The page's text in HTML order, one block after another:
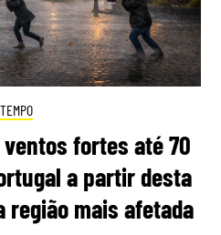
TEMPO
ventos fortes até 70
a partir desta
região mais afetada